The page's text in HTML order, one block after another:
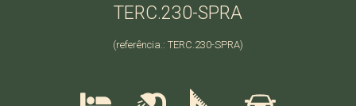
TERC.230-SPRA
(referência.: TERC.230-SPRA)